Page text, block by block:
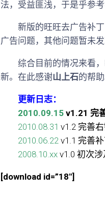
法，受益匪浅，于是乎参
新版的旺旺去广告补丁
广告问题，其他问题暂未发
综合目前的情况来看，
新。在此感谢山上石的帮助
更新日志：
2010.09.15 v1.21 完
2010.08.31 v1.2 完善
2010.06.22 v1.1 完善
2008.10.xx v1.0 初次
[download id=”18″]